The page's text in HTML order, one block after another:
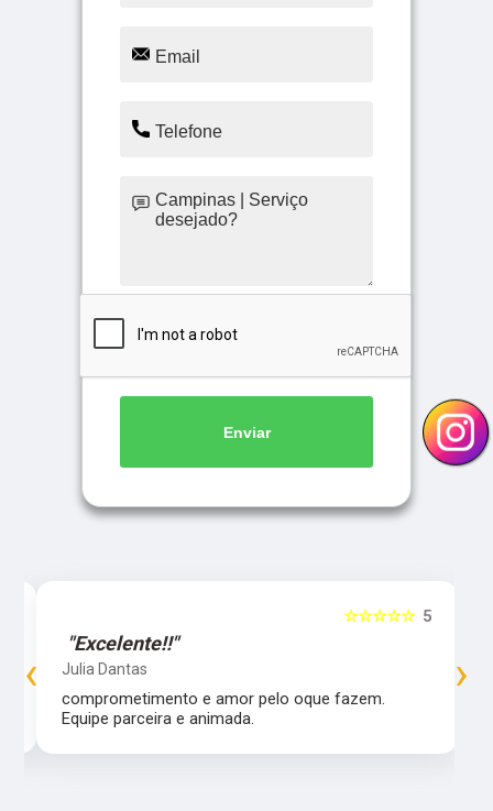
Enviar
5
☆☆☆☆☆
"Excelente!!"
Julia Dantas
comprometimento e amor pelo oque fazem.
Equipe parceira e animada.
‹ ›